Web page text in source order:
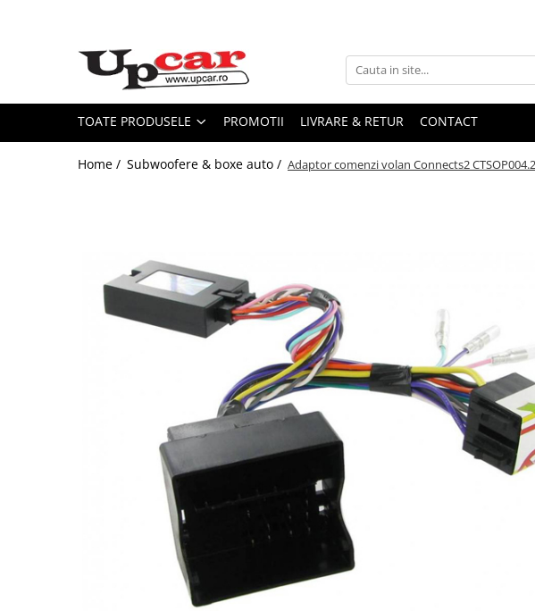
Toate Produsele
Tricicluri Electrice
ATV-uri Electrice
Trotinete Electrice
Electrice si Electronice
TOATE PRODUSELE PROMOTII LIVRARE & RETUR CONTACT
Home / Subwoofere & boxe auto / Adaptor comenzi volan Connects2